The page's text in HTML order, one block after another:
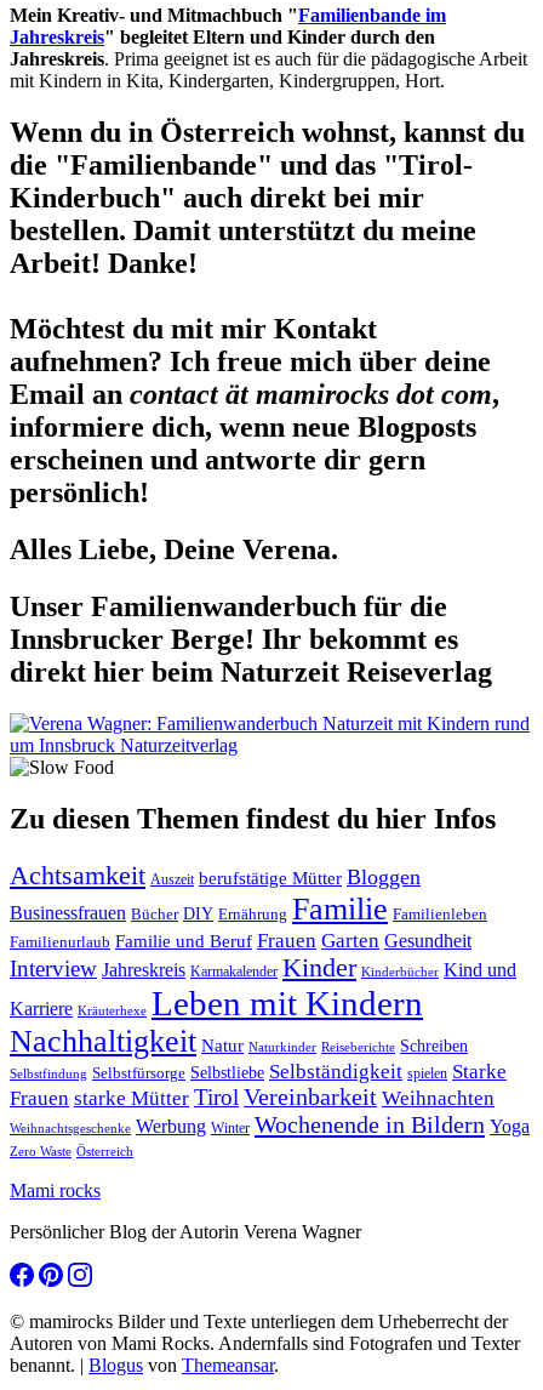
Mein Kreativ- und Mitmachbuch "Familienbande im
Jahreskreis" begleitet Eltern und Kinder durch den
Jahreskreis. Prima geeignet ist es auch für die pädagogische Arbeit
mit Kindern in Kita, Kindergarten, Kindergruppen, Hort.
Wenn du in Österreich wohnst, kannst du
die "Familienbande" und das "Tirol-
Kinderbuch" auch direkt bei mir
bestellen. Damit unterstützt du meine
Arbeit! Danke!
Möchtest du mit mir Kontakt
aufnehmen? Ich freue mich über deine
Email an contact ät mamirocks dot com,
informiere dich, wenn neue Blogposts
erscheinen und antworte dir gern
persönlich!
Alles Liebe, Deine Verena.
Unser Familienwanderbuch für die
Innsbrucker Berge! Ihr bekommt es
direkt hier beim Naturzeit Reiseverlag
Zu diesen Themen findest du hier Infos
Achtsamkeit Auszeit berufstätige Mütter Bloggen
Businessfrauen Bücher DIY Ernährung Familie Familienleben
Familienurlaub Familie und Beruf Frauen Garten Gesundheit
Interview Jahreskreis Karmakalender Kinder Kinderbücher Kind und
Karriere Kräuterhexe Leben mit Kindern
Nachhaltigkeit Natur Naturkinder Reiseberichte Schreiben
Selbstfindung Selbstfürsorge Selbstliebe Selbständigkeit spielen Starke
Frauen starke Mütter Tirol Vereinbarkeit Weihnachten
Weihnachtsgeschenke Werbung Winter Wochenende in Bildern Yoga
Zero Waste Österreich
Mami rocks
Persönlicher Blog der Autorin Verena Wagner
© mamirocks Bilder und Texte unterliegen dem Urheberrecht der
Autoren von Mami Rocks. Andernfalls sind Fotografen und Texter
benannt. | Blogus von Themeansar.